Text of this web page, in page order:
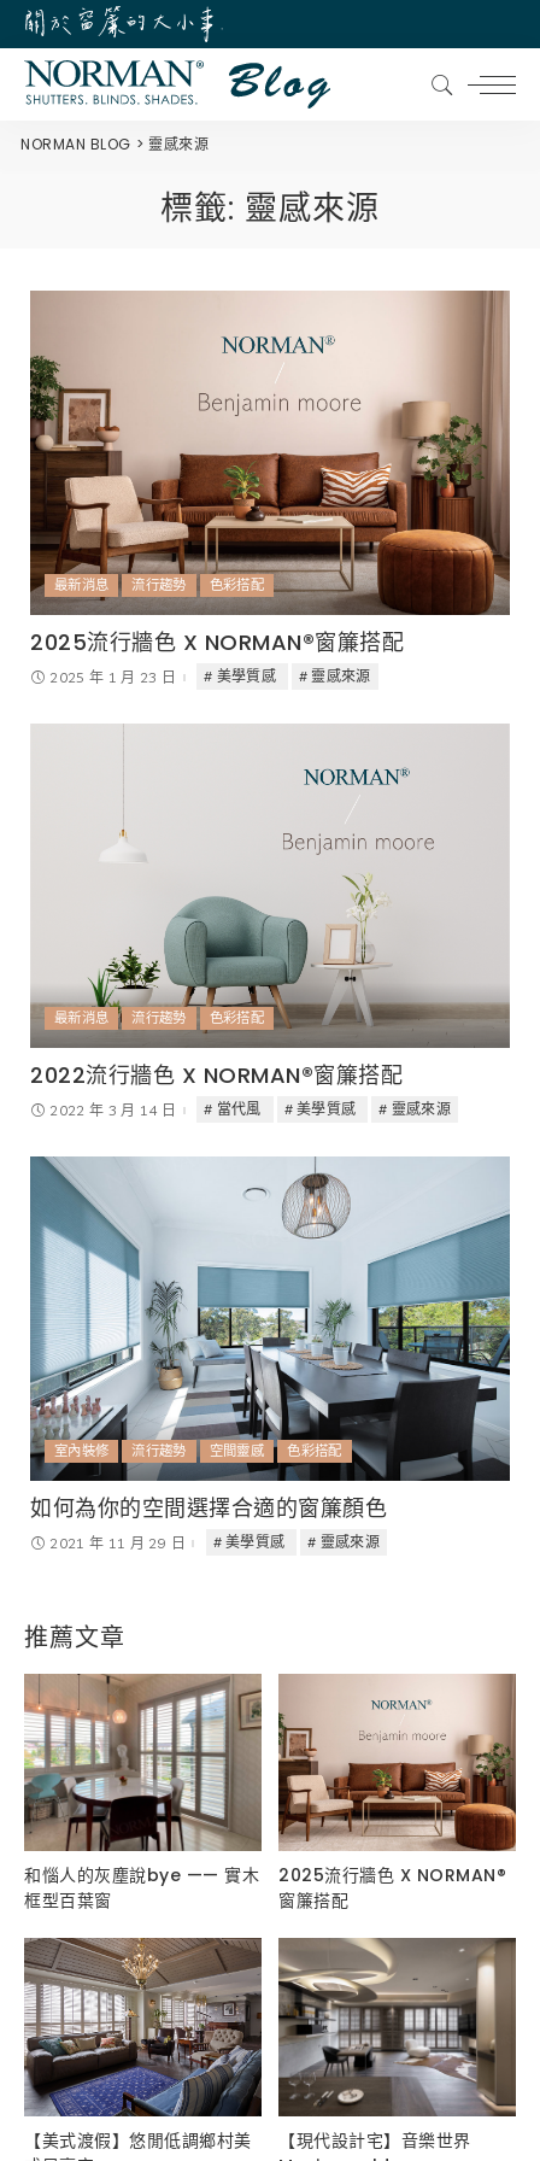
NORMAN BLOG 靈感來源
標籤: 靈感來源
最新消息 流行趨勢 色彩搭配
2025流行牆色 X NORMAN®窗簾搭配
2025 年 1 月 23 日 美學質感 靈感來源
最新消息 流行趨勢 色彩搭配
2022流行牆色 X NORMAN®窗簾搭配
2022 年 3 月 14 日 當代風 美學質感 靈感來源
室內裝修 流行趨勢 空間靈感 色彩搭配
如何為你的空間選擇合適的窗簾顏色
2021 年 11 月 29 日 美學質感 靈感來源
推薦文章
和惱人的灰塵說bye —— 實木
框型百葉窗
2025流行牆色 X NORMAN®
窗簾搭配
【美式渡假】悠閒低調鄉村美
【現代設計宅】音樂世界